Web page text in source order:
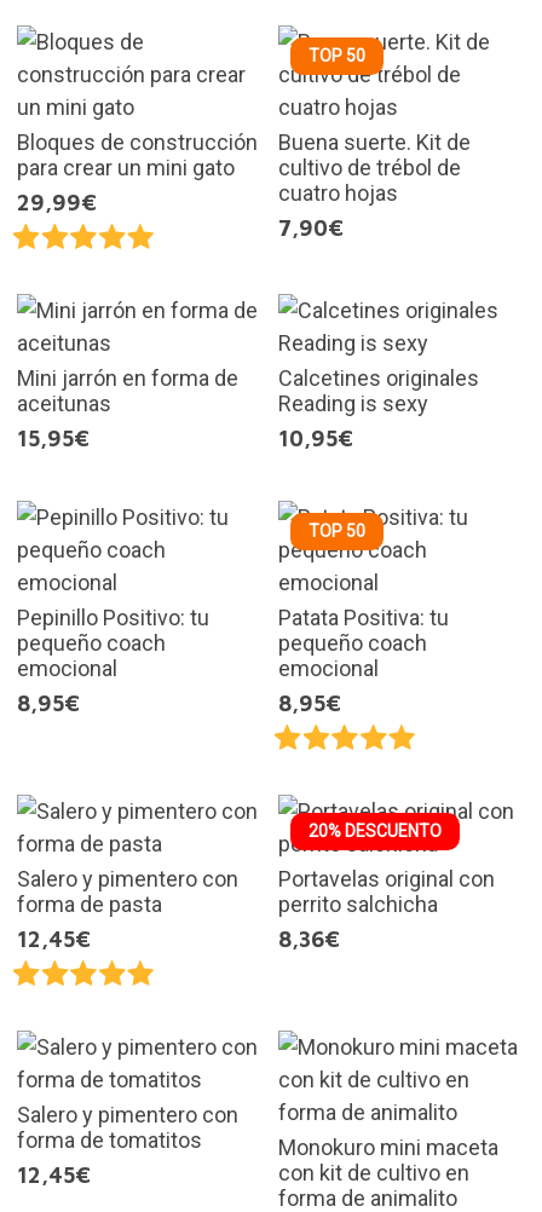
Bloques de construcción
para crear un mini gato
29,99€
TOP 50
Buena suerte. Kit de
cultivo de trébol de
cuatro hojas
7,90€
Mini jarrón en forma de
aceitunas
15,95€
Calcetines originales
Reading is sexy
10,95€
Pepinillo Positivo: tu
pequeño coach
emocional
8,95€
TOP 50
Patata Positiva: tu
pequeño coach
emocional
8,95€
Salero y pimentero con
forma de pasta
12,45€
20% DESCUENTO
Portavelas original con
perrito salchicha
8,36€
Salero y pimentero con
forma de tomatitos
12,45€
Monokuro mini maceta
con kit de cultivo en
forma de animalito